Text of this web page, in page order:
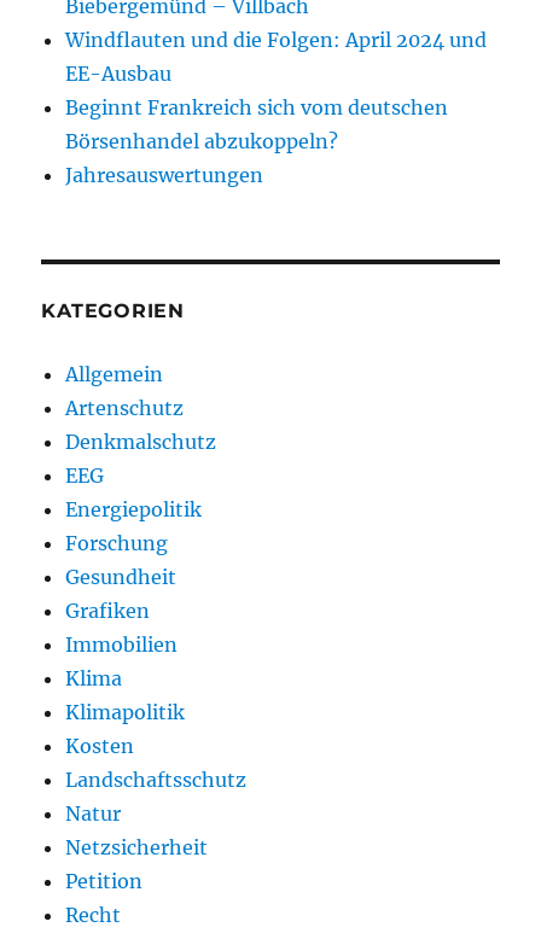
Biebergemünd – Villbach
Windflauten und die Folgen: April 2024 und
EE-Ausbau
Beginnt Frankreich sich vom deutschen
Börsenhandel abzukoppeln?
Jahresauswertungen
KATEGORIEN
Allgemein
Artenschutz
Denkmalschutz
EEG
Energiepolitik
Forschung
Gesundheit
Grafiken
Immobilien
Klima
Klimapolitik
Kosten
Landschaftsschutz
Natur
Netzsicherheit
Petition
Recht